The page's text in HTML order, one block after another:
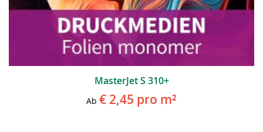
MasterJet S 310+
Ab € 2,45 pro m²